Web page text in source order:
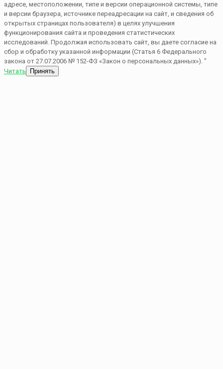
адресе, местоположении, типе и версии операционной системы, типе
и версии браузера, источнике переадресации на сайт, и сведения об
открытых страницах пользователя) в целях улучшения
функционирования сайта и проведения статистических
исследований. Продолжая использовать сайт, вы даете согласие на
сбор и обработку указанной информации (Статья 6 Федерального
закона от 27.07.2006 № 152-ФЗ «Закон о персональных данных»). "
Читать
Принять